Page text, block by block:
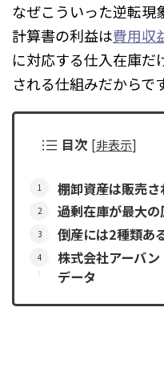
なぜこういった逆転現
計算書の利益は費用収
に対応する仕入在庫だ
される仕組みだからで
目次 [非表示]
棚卸資産は販売
過剰在庫が最大の
倒産には2種類あ
株式会社アーバ
データ